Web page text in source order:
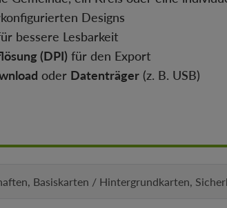
Designs
bessere Lesbarkeit
(DPI) für den Export
oder Datenträger (z. B. USB)
Basiskarten / Hintergrundkarten,